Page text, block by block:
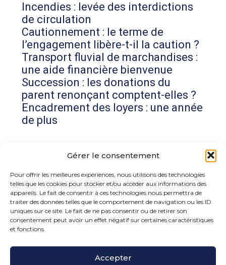
Gérer le consentement
Pour offrir les meilleures expériences, nous utilisons des technologies
telles que les cookies pour stocker et/ou accéder aux informations des
appareils. Le fait de consentir à ces technologies nous permettra de
traiter des données telles que le comportement de navigation ou les ID
uniques sur ce site. Le fait de ne pas consentir ou de retirer son
consentement peut avoir un effet négatif sur certaines caractéristiques
et fonctions.
Accepter
Incendies : levée des interdictions
de circulation
Cautionnement : le terme de
l’engagement libère-t-il la caution ?
Transport fluvial de marchandises :
une aide financière bienvenue
Succession : les donations du
parent renonçant comptent-elles ?
Encadrement des loyers : une année
de plus
Commentaires récents
Aucun commentaire à afficher.
15 rue de la Bonne Rencontre – 77860 Quincy